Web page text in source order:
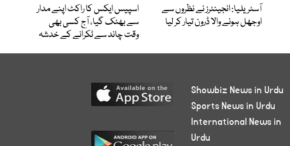
آسٹریلیا: انجینئرز نے نظروں سے
اوجھل ہونے والا ڈرون تیار کر لیا
اسپیس ایکس کا راکٹ اپنے مدار
سے بھٹک گیا، آج کسی بھی
وقت چاند سے ٹکرانے کے خدشہ
Showbiz News in Urdu
Sports News in Urdu
International News in
Urdu